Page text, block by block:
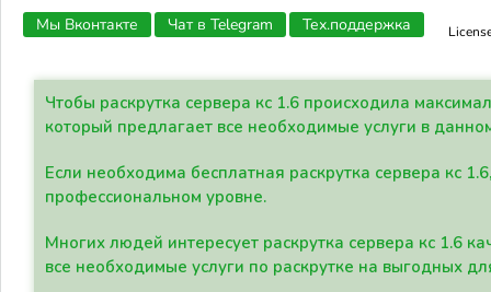
Мы Вконтакте Чат в Telegram Тех.поддержка
Чтобы раскрутка сервера кс 1.6 происходила
который предлагает все необходимые услуги в
Если необходима бесплатная раскрутка сервера кс
профессиональном уровне.
Многих людей интересует раскрутка сервера кс 1.6
все необходимые услуги по раскрутке на выгодных